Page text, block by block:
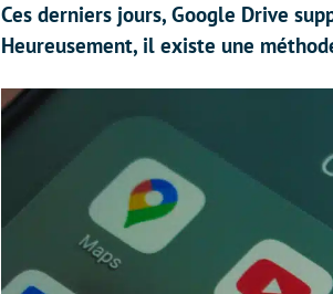
Ces derniers jours, Google Drive
Heureusement, il existe une